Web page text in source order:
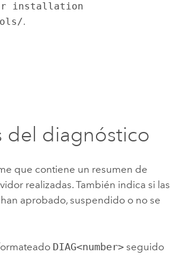
installation
.
del diagnóstico
que contiene un resumen de
realizadas. También indica si las
aprobado, suspendido o no se
DIAG<number> seguido